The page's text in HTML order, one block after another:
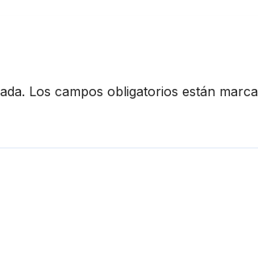
Los campos obligatorios están